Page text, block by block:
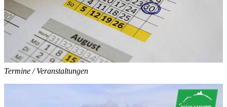
Termine / Veranstaltungen